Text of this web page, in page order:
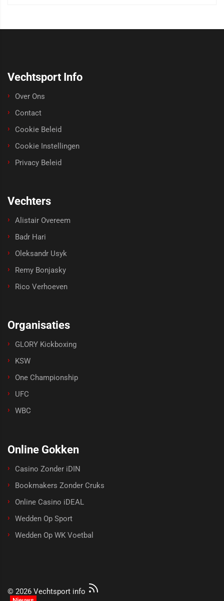
Vechtsport Info
Over Ons
Contact
Cookie Beleid
Cookie Instellingen
Privacy Beleid
Vechters
Alistair Overeem
Badr Hari
Oleksandr Usyk
Remy Bonjasky
Rico Verhoeven
Organisaties
GLORY Kickboxing
KSW
One Championship
UFC
WBC
Online Gokken
Casino Zonder iDIN
Bookmakers Zonder Cruks
Online Casino iDEAL
Wedden Op Sport
Wedden Op WK Voetbal
© 2026 Vechtsport info